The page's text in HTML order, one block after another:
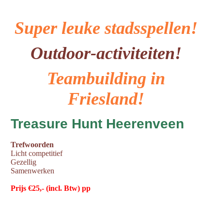
Super leuke stadsspellen!
Outdoor-activiteiten!
Teambuilding in
Friesland!
Treasure Hunt Heerenveen
Trefwoorden
Licht competitief
Gezellig
Samenwerken
Prijs €25,- (incl. Btw) pp